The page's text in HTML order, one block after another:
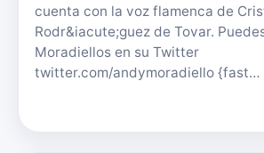
cuenta con la voz flamenca de
Rodr&iacute;guez de Tovar.
Moradiellos en su Twitter
twitter.com/andymoradiello {fast…